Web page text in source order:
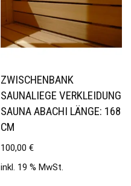
ZWISCHENBANK
SAUNALIEGE VERKLEIDUNG
SAUNA ABACHI LÄNGE: 168
CM
100,00€
inkl. 19 % MwSt.